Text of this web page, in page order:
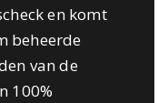
en komt
beheerde
van de
100%